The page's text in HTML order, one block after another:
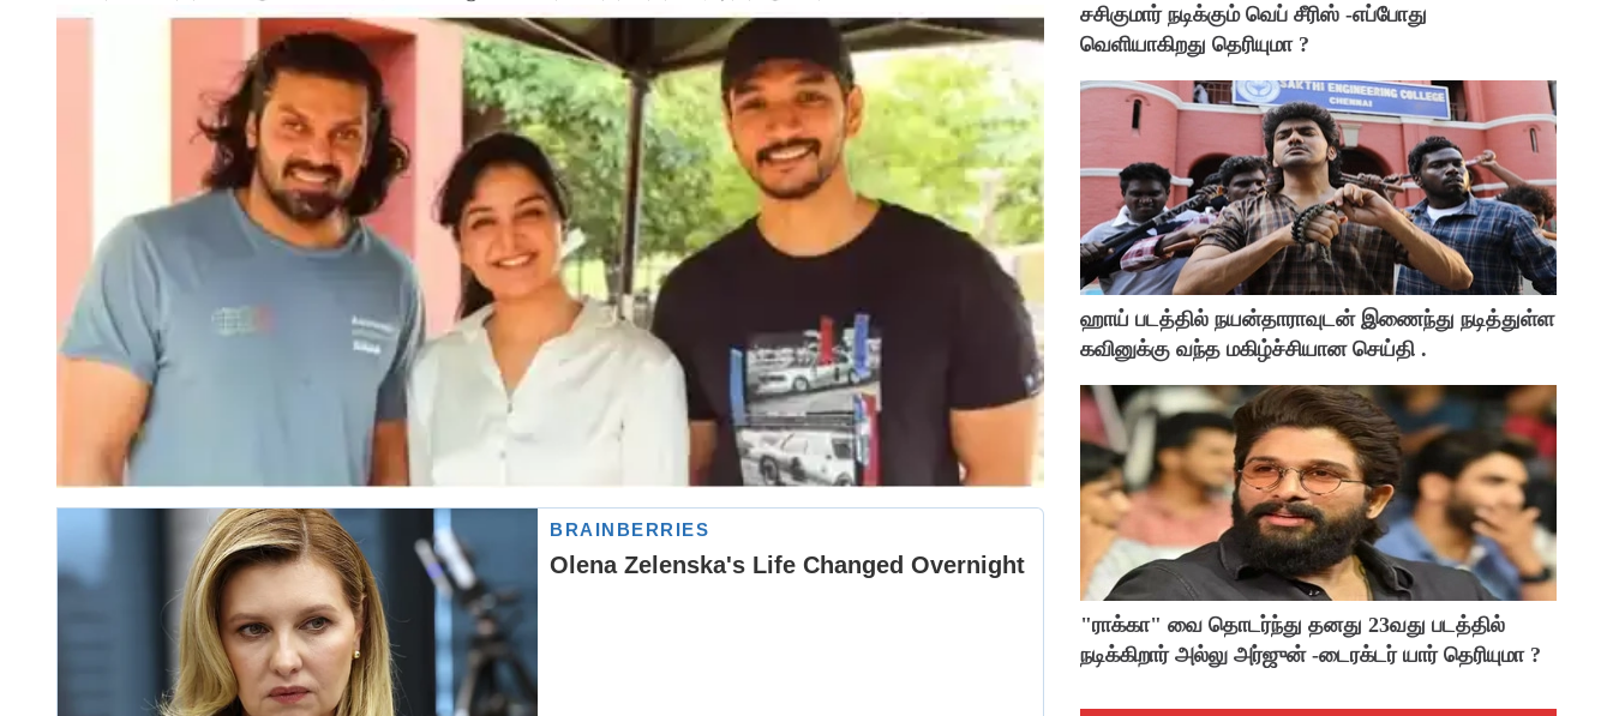
சசிகுமார் நடிக்கும் வெப் சீரிஸ் -எப்போது
வெளியாகிறது தெரியுமா ?
ஹாய் படத்தில் நயன்தாராவுடன் இணைந்து நடித்துள்ள
கவினுக்கு வந்த மகிழ்ச்சியான செய்தி .
"ராக்கா" வை தொடர்ந்து தனது 23வது படத்தில்
நடிக்கிறார் அல்லு அர்ஜுன் -டைரக்டர் யார் தெரியுமா ?